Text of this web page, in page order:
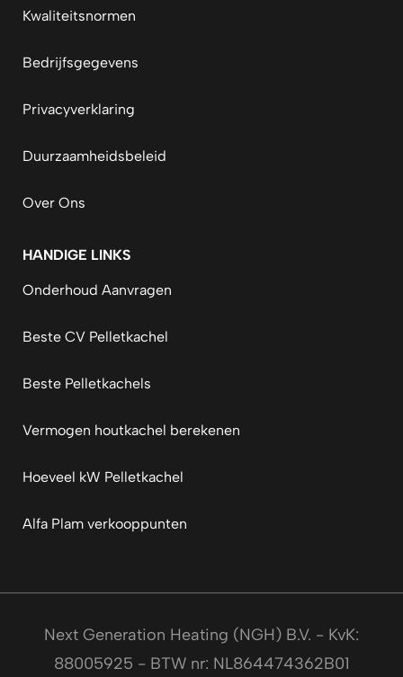
Kwaliteitsnormen
Bedrijfsgegevens
Privacyverklaring
Duurzaamheidsbeleid
Over Ons
HANDIGE LINKS
Onderhoud Aanvragen
Beste CV Pelletkachel
Beste Pelletkachels
Vermogen houtkachel berekenen
Hoeveel kW Pelletkachel
Alfa Plam verkooppunten
Next Generation Heating (NGH) B.V. - KvK:
88005925 - BTW nr: NL864474362B01